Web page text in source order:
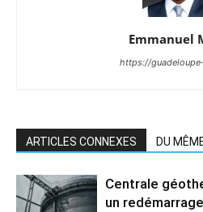
Emmanuel
https://
ARTICLES CONNEXES DU
Centrale
un